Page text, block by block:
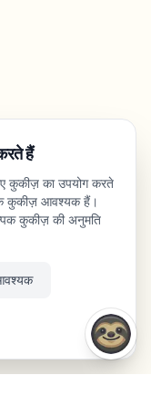
हैं
कुकीज़ का उपयोग करते
कुकीज़ आवश्यक हैं।
कुकीज़ की अनुमति